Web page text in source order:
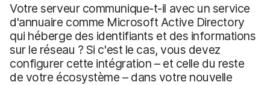
Votre serveur communique-t-il avec un service
d'annuaire comme Microsoft Active Directory
qui héberge des identifiants et des informations
sur le réseau ? Si c'est le cas, vous devez
configurer cette intégration – et celle du reste
de votre écosystème – dans votre nouvelle